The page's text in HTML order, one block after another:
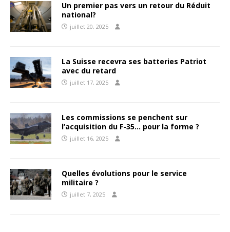
Un premier pas vers un retour du Réduit
national?
juillet 20, 2025
La Suisse recevra ses batteries Patriot
avec du retard
juillet 17, 2025
Les commissions se penchent sur
l’acquisition du F-35… pour la forme ?
juillet 16, 2025
Quelles évolutions pour le service
militaire ?
juillet 7, 2025